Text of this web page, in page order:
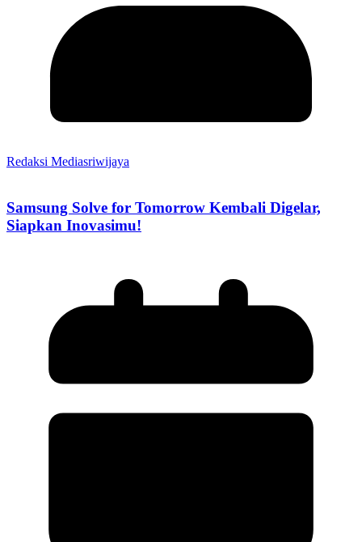
Redaksi Mediasriwijaya
Samsung Solve for Tomorrow Kembali Digelar,
Siapkan Inovasimu!